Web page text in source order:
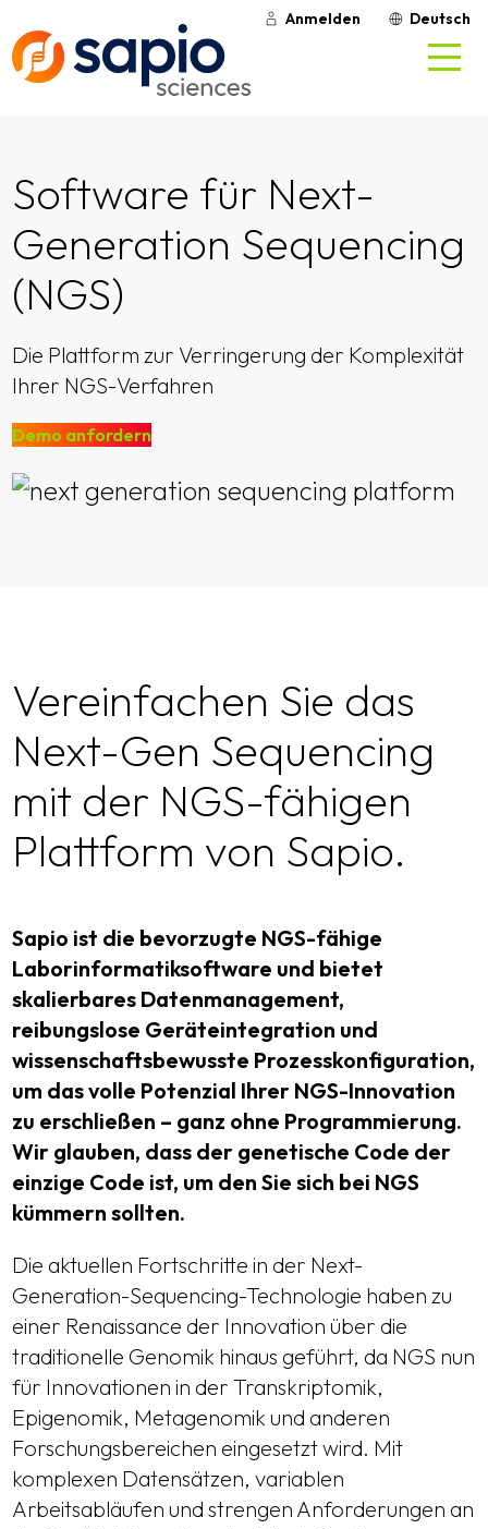
Anmelden Deutsch
Software für Next-
Generation Sequencing
(NGS)
Die Plattform zur Verringerung der Komplexität
Ihrer NGS-Verfahren
Demo anfordern
Vereinfachen Sie das
Next-Gen Sequencing
mit der NGS-fähigen
Plattform von Sapio.
Sapio ist die bevorzugte NGS-fähige
Laborinformatiksoftware und bietet
skalierbares Datenmanagement,
reibungslose Geräteintegration und
wissenschaftsbewusste Prozesskonfiguration,
um das volle Potenzial Ihrer NGS-Innovation
zu erschließen – ganz ohne Programmierung.
Wir glauben, dass der genetische Code der
einzige Code ist, um den Sie sich bei NGS
kümmern sollten.
Die aktuellen Fortschritte in der Next-
Generation-Sequencing-Technologie haben zu
einer Renaissance der Innovation über die
traditionelle Genomik hinaus geführt, da NGS nun
für Innovationen in der Transkriptomik,
Epigenomik, Metagenomik und anderen
Forschungsbereichen eingesetzt wird. Mit
komplexen Datensätzen, variablen
Arbeitsabläufen und strengen Anforderungen an